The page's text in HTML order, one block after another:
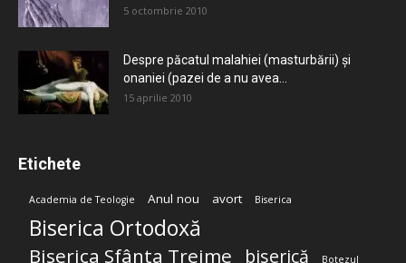
5 octombrie 2010
Despre păcatul malahiei (masturbării) şi
onaniei (pazei de a nu avea...
15 aprilie 2010
Etichete
Academia de Teologie Anul nou avort Biserica
Biserica Ortodoxă
Biserica Sfânta Treime biserică Botezul